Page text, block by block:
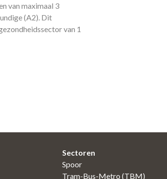
van maximaal 3
(A2). Dit
van 1
Sectoren
Spoor
Tram-Bus-Metro (TBM)